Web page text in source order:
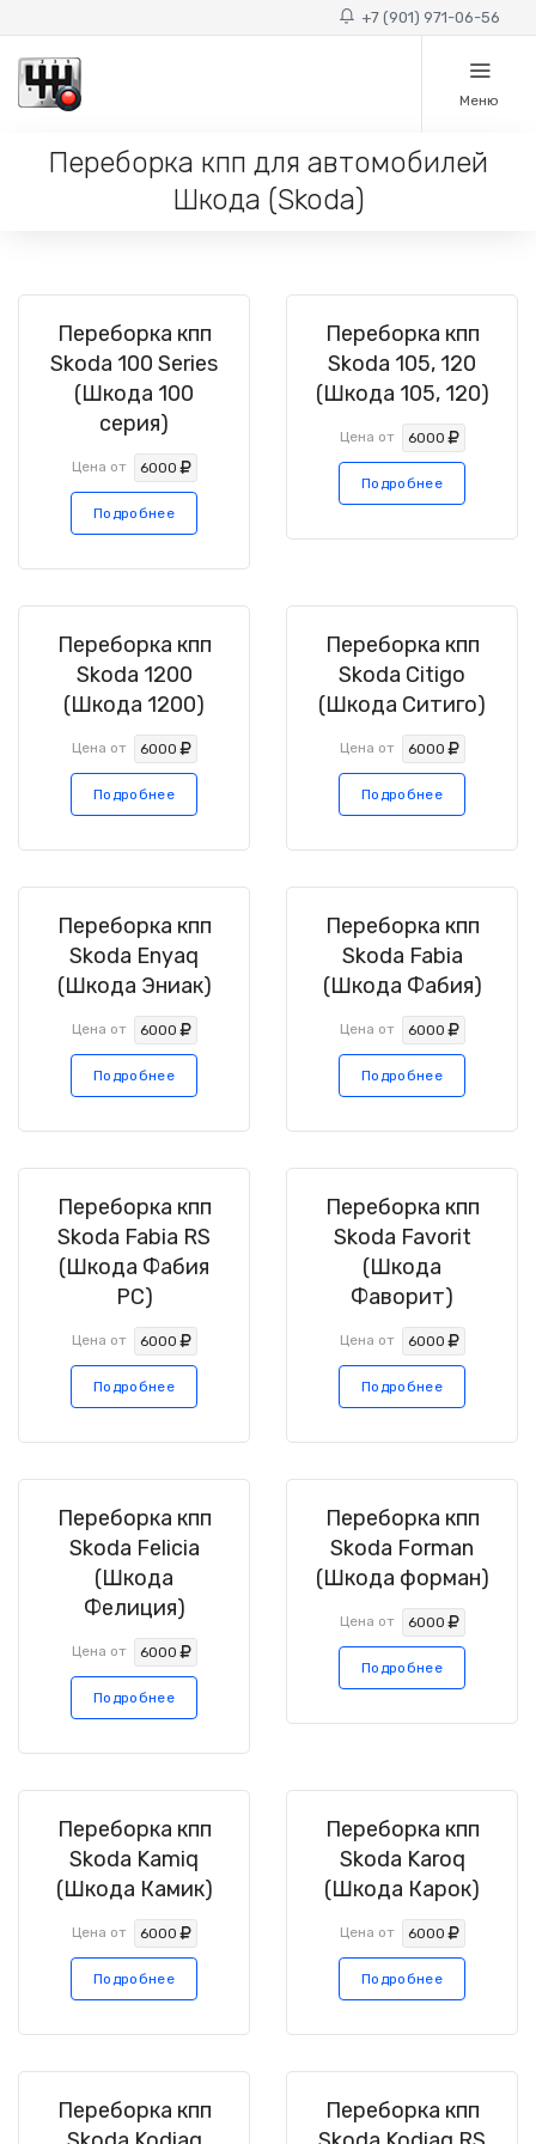
+7 (901) 971-06-56
Меню
Переборка кпп для автомобилей
Шкода (Skoda)
Переборка кпп
Skoda 100 Series
(Шкода 100
серия)
Цена от 6000
Подробнее
Переборка кпп
Skoda 105, 120
(Шкода 105, 120)
Цена от 6000
Подробнее
Переборка кпп
Skoda 1200
(Шкода 1200)
Цена от 6000
Подробнее
Переборка кпп
Skoda Citigo
(Шкода Ситиго)
Цена от 6000
Подробнее
Переборка кпп
Skoda Enyaq
(Шкода Эниак)
Цена от 6000
Подробнее
Переборка кпп
Skoda Fabia
(Шкода Фабия)
Цена от 6000
Подробнее
Переборка кпп
Skoda Fabia RS
(Шкода Фабия
РС)
Цена от 6000
Подробнее
Переборка кпп
Skoda Favorit
(Шкода
Фаворит)
Цена от 6000
Подробнее
Переборка кпп
Skoda Felicia
(Шкода
Фелиция)
Цена от 6000
Подробнее
Переборка кпп
Skoda Forman
(Шкода форман)
Цена от 6000
Подробнее
Переборка кпп
Skoda Kamiq
(Шкода Камик)
Цена от 6000
Подробнее
Переборка кпп
Skoda Karoq
(Шкода Карок)
Цена от 6000
Подробнее
Переборка кпп
Переборка кпп